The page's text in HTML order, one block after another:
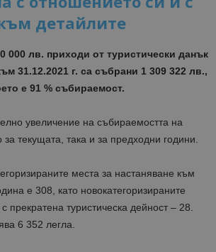
детайлите
000 лв. приходи от туристически данък
31.12.2021 г. са събрани 1 309 322 лв.,
е 91 % събираемост.
увеличение на събираемостта на
за текущата, така и за предходни години.
места за настаняване към
е 308, като новокатегоризираните
прекратена туристическа дейност – 28.
6 352 легла.